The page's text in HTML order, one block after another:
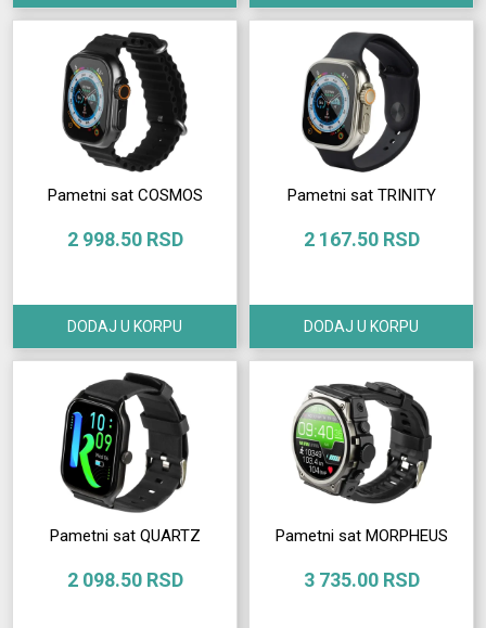
Registracija
korisnika
nama
Pametni sat COSMOS
2 998.50 RSD
DODAJ U KORPU
Pametni sat TRINITY
2 167.50 RSD
DODAJ U KORPU
Pametni sat QUARTZ
2 098.50 RSD
Pametni sat MORPHEUS
3 735.00 RSD